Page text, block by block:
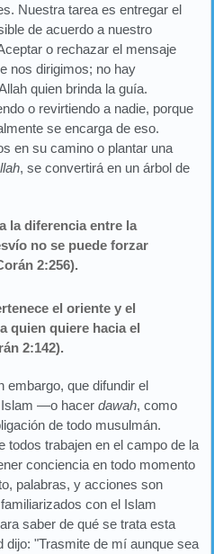
Nuestra tarea es entregar el
de acuerdo a nuestro
o rechazar el mensaje
nos dirigimos; no hay
quien brinda la guía.
o revirtiendo a nadie, porque
se encarga de eso.
en su camino o plantar una
, se convertirá en un árbol de
la diferencia entre la
no se puede forzar
2:256).
el oriente y el
quien quiere hacia el
2:142).
embargo, que difundir el
Islam ―o hacer dawah, como
de todo musulmán.
todos trabajen en el campo de la
conciencia en todo momento
palabras, y acciones son
con el Islam
saber de qué se trata esta
dijo: "Trasmite de mí aunque sea